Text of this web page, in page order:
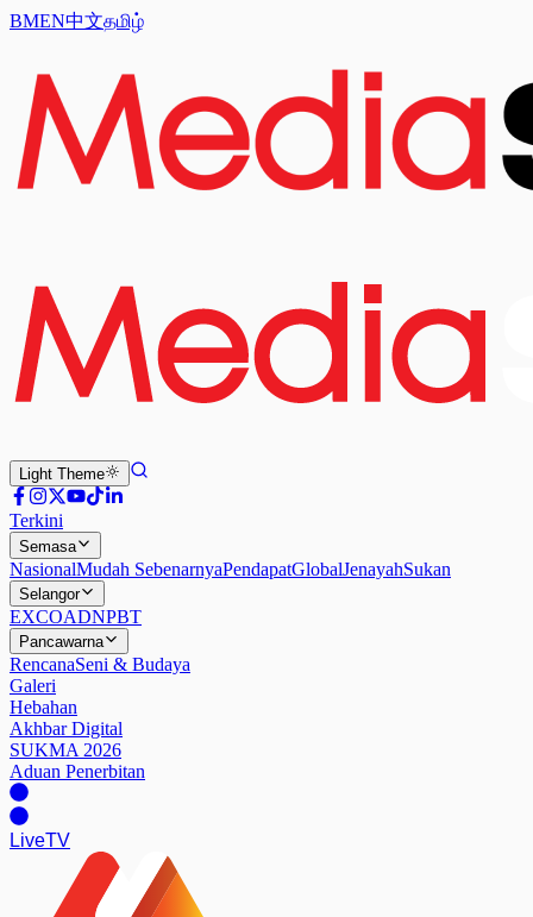
BMEN中文தமிழ்
Light Theme
Terkini
Semasa
NasionalMudah SebenarnyaPendapatGlobalJenayahSukan
Selangor
EXCOADNPBT
Pancawarna
RencanaSeni & Budaya
Galeri
Hebahan
Akhbar Digital
SUKMA 2026
Aduan Penerbitan
LiveTV